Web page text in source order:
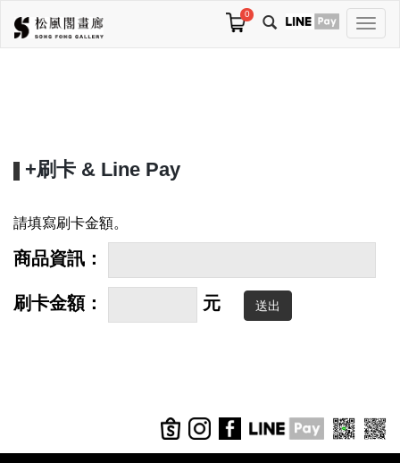
切
換
0
+刷卡 & Line Pay
請填寫刷卡金額。
商品資訊：
刷卡金額： 元 送出